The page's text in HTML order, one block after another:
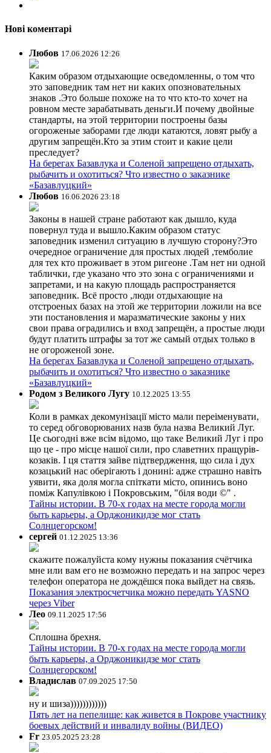
Нові коментарі
Любов 17.06.2026 12:26
Каким образом отдыхающие осведомленны, о том что
это заповедник там нет ни каких опозновательных
знаков .Это больше похоже на то что кто-то хочет на
ровном месте зарабатывать деньги.И почему двойные
стандарты, на этой территории построены базы
огороженые заборами где люди катаются, ловят рыбу а
другим запрещён.Кто за этим стоит и какие цели
преследует?
На берегах Базавлука и Соленой запрещено отдыхать,
рыбачить и охотиться? Что известно о заказнике
«Базавлуцкий»
Любов 16.06.2026 23:18
Законы в нашей стране работают как дышло, куда
повернул туда и вышло.Каким образом статус
заповедник изменил ситуацию в лучшую сторону?Это
очередное ограничение для простых людей ,темболие
для тех кто проживает в этом ригеоне .Там нет ни одной
таблички, где указано что это зона с ограничениями и
запретами, и на какую площадь распространяется
заповедник. Всё просто ,люди отдыхающие на
отстроеных базах на этой же территории ложили на все
эти постановления и маразматические законы у них
свои права оградились и вход запрещён, а простые люди
будут платить штрафы за тот же самый отдых только в
не огороженой зоне.
На берегах Базавлука и Соленой запрещено отдыхать,
рыбачить и охотиться? Что известно о заказнике
«Базавлуцкий»
Родом з Великого Лугу 10.12.2025 13:55
Коли в рамках декомунізації місто мали переіменувати,
то серед обговорюваних назв була назва Великий Луг.
Це сьогодні вже всім відомо, що таке Великий Луг і про
що це - про місце нашої сили, про славетних пращурів-
козаків. І ця стаття зайве підтвердження, що сила і дух
козацький нас оберігають і донині: адже страшно навіть
уявити, яка доля могла спіткати місто, опинись воно
поміж Капулівкою і Покровським, "біля води ©" .
Тайны истории. В 70-х годах на месте города могли
быть карьеры, а Орджоникидзе мог стать
Солнцегорском!
сергей 01.12.2025 13:36
скажите пожалуйста кому нужны показания счётчика
мне или вам его не возможно передать и на запрос через
телефон оператора не дождёшся пока выйдет на связь.
Показания электросчетчика можно передать YASNO
через Viber
Лео 09.11.2025 17:56
Сплошна брехня.
Тайны истории. В 70-х годах на месте города могли
быть карьеры, а Орджоникидзе мог стать
Солнцегорском!
Владислав 07.09.2025 17:50
ну и шиза))))))))))))
Пять лет на пепелище: как живется в Покрове участнику
боевых действий и инвалиду войны (ВИДЕО)
Fr 23.05.2025 23:28